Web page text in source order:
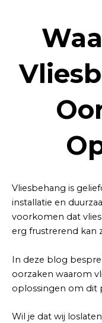
Vliesbehang is
installatie en
voorkomen dat
erg frustrerend kan
In deze blog
oorzaken waarom
oplossingen om dit
Wil je dat wij